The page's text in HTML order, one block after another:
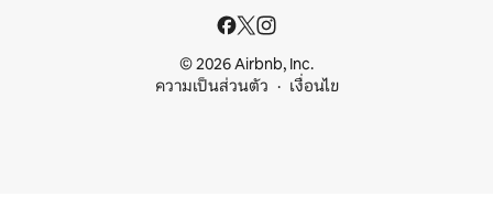
© 2026 Airbnb, Inc.
ความเป็นส่วนตัว
เงื่อนไข